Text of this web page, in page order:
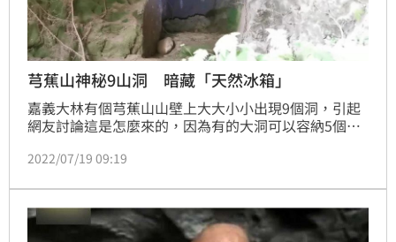
芎蕉山神秘9山洞 暗藏「天然冰箱」
嘉義大林有個芎蕉山山壁上大大小小出現9個洞，引起
網友討論這是怎麼來的，因為有的大洞可以容納5個人
國60幾年時，居民在山區種柑桔水果沒有冰箱可以用，
一樣涼爽。
2022/07/19 09:19